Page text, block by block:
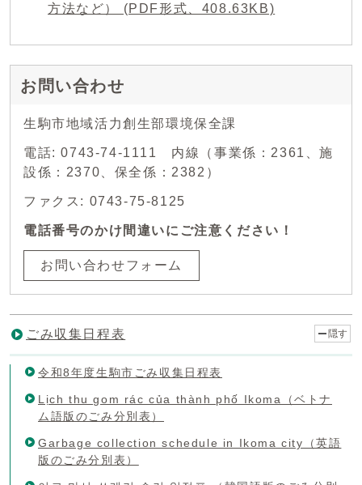
方法など） (PDF形式、408.63KB)
お問い合わせ
生駒市地域活力創生部環境保全課
電話: 0743-74-1111 内線（事業係：2361、施
設係：2370、保全係：2382）
ファクス: 0743-75-8125
電話番号のかけ間違いにご注意ください！
お問い合わせフォーム
ごみ収集日程表 隠す
令和8年度生駒市ごみ収集日程表
Lịch thu gom rác của thành phố Ikoma（ベトナ
ム語版のごみ分別表）
Garbage collection schedule in Ikoma city（英語
版のごみ分別表）